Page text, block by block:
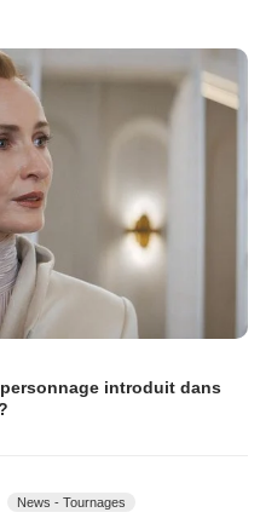
introduit dans
News - Tournages